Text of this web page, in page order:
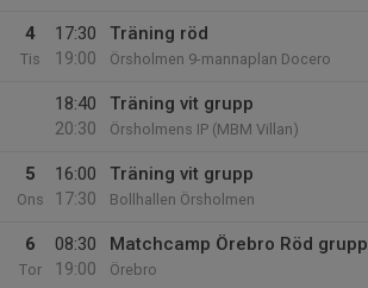
4
Tis
17:30
19:00
Träning röd
Örsholmen 9-mannaplan Docero
18:40
20:30
Träning vit grupp
Örsholmens IP (MBM Villan)
5
Ons
16:00
17:30
Träning vit grupp
Bollhallen Örsholmen
6
Tor
08:30
19:00
Matchcamp Örebro Röd grupp
Örebro